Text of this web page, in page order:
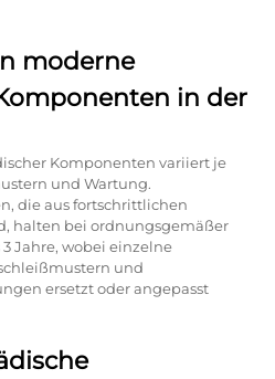
moderne
in der
Komponenten variiert je
und Wartung.
die aus fortschrittlichen
halten bei ordnungsgemäßer
Jahre, wobei einzelne
und
ersetzt oder angepasst